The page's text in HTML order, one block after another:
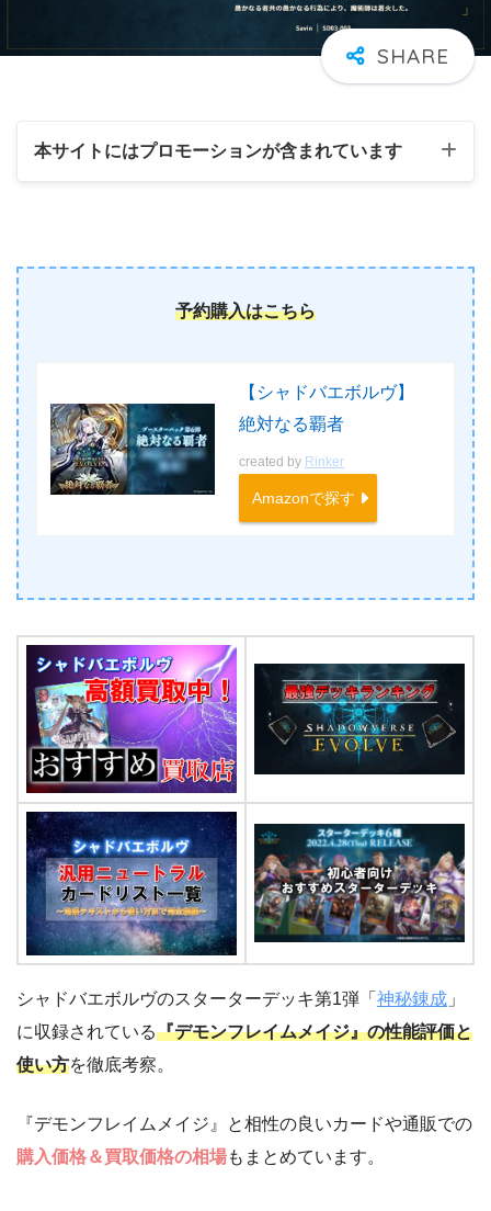
本サイトにはプロモーションが含まれています
予約購入はこちら
【シャドバエボルヴ】
絶対なる覇者
created by Rinker
Amazonで探す
シャドバエボルヴのスターターデッキ第1弾「 神秘錬成 」
に収録されている『デモンフレイムメイジ』の性能評価と
使い方を徹底考察。
『デモンフレイムメイジ』と相性の良いカードや通販での
購入価格＆買取価格の相場もまとめています。